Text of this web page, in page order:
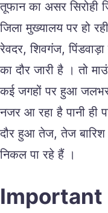
तूफान का असर सिरोही
जिला मुख्यालय पर हो
रेवदर, शिवगंज,
का दौर जारी है । तो
कई जगहों पर हुआ
नजर आ रहा है पानी ही
दौर हुआ तेज, तेज
निकल पा रहे हैं ।
Important